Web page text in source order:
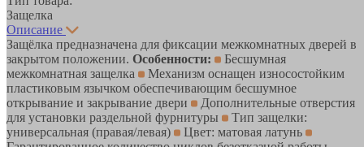
Защелка
Описание
Защёлка предназначена для фиксации межкомнатных дверей в
закрытом положении. Особенности:
Бесшумная
межкомнатная защелка
Механизм оснащен износостойким
пластиковым язычком обеспечивающим бесшумное
открывание и закрывание двери
Дополнительные отверстия
для установки раздельной фурнитуры
Тип защелки:
универсальная (правая/левая)
Цвет: матовая латунь